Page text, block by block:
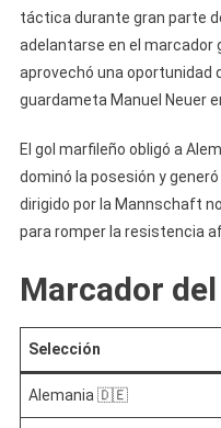
(Fase
De
–
Grupo
E)
táctica durante gran parte
adelantarse en el marcador
aprovechó una oportunidad
guardameta Manuel Neuer
El gol marfileño obligó a
dominó la posesión y
dirigido por la Mannschaft
para romper la resistencia
Marcador
Selección
Alemania 🇩🇪